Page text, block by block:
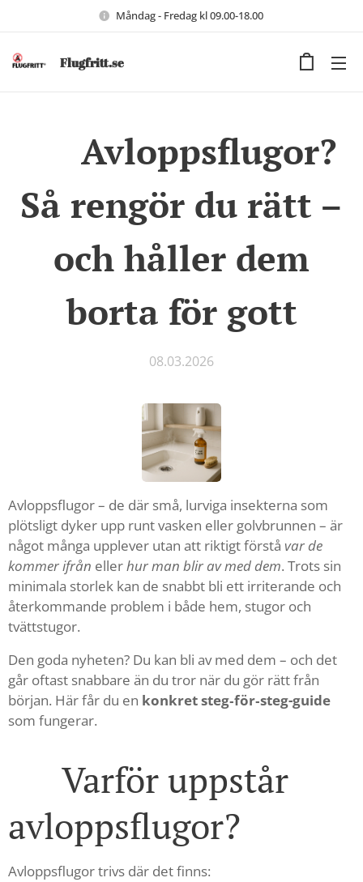
Måndag - Fredag kl 09.00-18.00
Flugfritt.se
🚿 Avloppsflugor?
Så rengör du rätt –
och håller dem
borta för gott
08.03.2026
Avloppsflugor – de där små, lurviga insekterna som
plötsligt dyker upp runt vasken eller golvbrunnen – är
något många upplever utan att riktigt förstå var de
kommer ifrån ellerhur man blir av med dem. Trots sin
minimala storlek kan de snabbt bli ett irriterande och
återkommande problem i både hem, stugor och
tvättstugor.
Den goda nyheten? Du kan bli av med dem – och det
går oftast snabbare än du tror när du gör rätt från
början. Här får du en konkret steg‑för‑steg-guide
som fungerar.
🪰 Varför uppstår
avloppsflugor?
Avloppsflugor trivs där det finns: